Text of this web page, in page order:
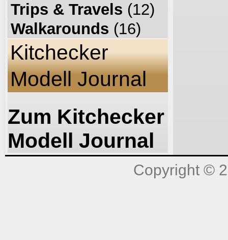
Trips & Travels (12)
Walkarounds (16)
Kitchecker
Modell Journal
Zum Kitchecker
Modell Journal
Copyright ©